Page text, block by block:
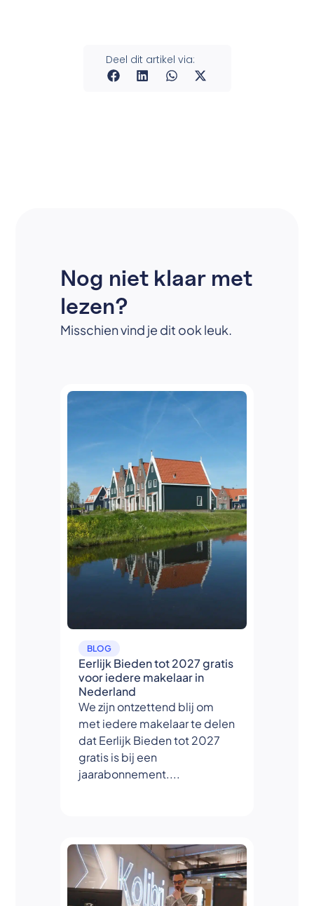
Deel dit artikel via:
Nog niet klaar met
lezen?
Misschien vind je dit ook leuk.
BLOG
Eerlijk Bieden tot 2027 gratis
voor iedere makelaar in
Nederland
We zijn ontzettend blij om
met iedere makelaar te delen
dat Eerlijk Bieden tot 2027
gratis is bij een
jaarabonnement....